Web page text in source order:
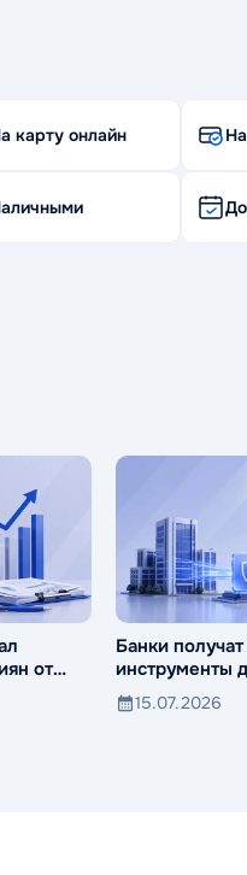
карту онлайн
от
Банки
инструменты
компаний и
15.07.2026